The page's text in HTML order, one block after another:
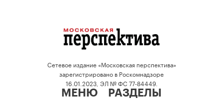
Сетевое издание «Московская перспектива»
зарегистрировано в Роскомнадзоре
16.01.2023, ЭЛ № ФС 77-84449.
МЕНЮ РАЗДЕЛЫ